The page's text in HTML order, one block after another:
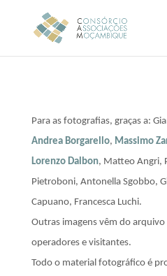
Para as fotografias, graças a:
Andrea Borgarello, Massimo
Lorenzo Dalbon, Matteo Angri,
Pietroboni, Antonella Sgobbo,
Capuano, Francesca Luchi.
Outras imagens vêm do
operadores e visitantes.
Todo o material fotográfico é